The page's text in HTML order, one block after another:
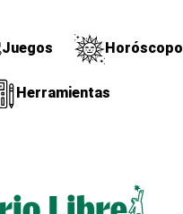
Juegos Horóscopo
Herramientas